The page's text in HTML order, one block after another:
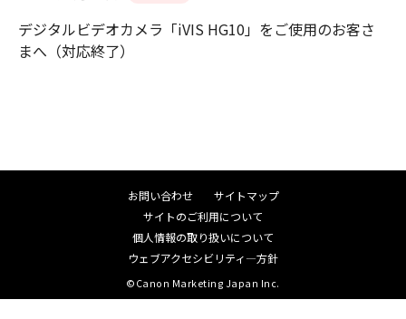
デジタルビデオカメラ「iVIS HG10」をご使用のお客さ
まへ（対応終了）
お問い合わせ
サイトマップ
サイトのご利用について
個人情報の取り扱いについて
ウェブアクセシビリティ―方針
©Canon Marketing Japan Inc.